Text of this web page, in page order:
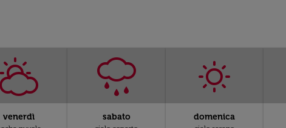
venerdì sabato domenica